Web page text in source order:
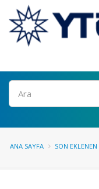
Ara
ANA SAYFA SON